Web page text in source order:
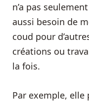
n’a pas
aussi besoin de
coud pour
créations ou
la fois.
Par exemple,